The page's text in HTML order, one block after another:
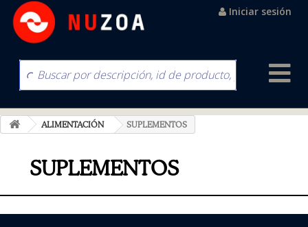
Iniciar sesión
ALIMENTACIÓN SUPLEMENTOS
SUPLEMENTOS